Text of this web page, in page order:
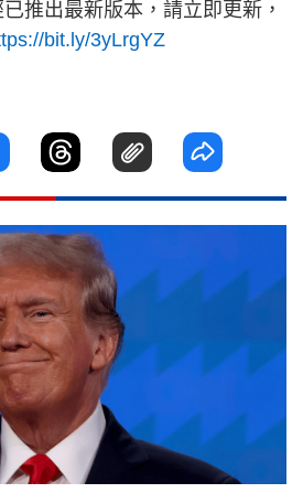
推出最新版本，請立即更新，
bit.ly/3yLrgYZ